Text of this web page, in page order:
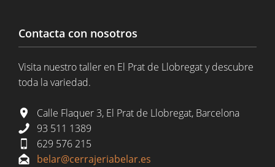
Contacta con nosotros
Visita nuestro taller en El Prat de Llobregat y descubre
toda la variedad.
Calle Flaquer 3, El Prat de Llobregat, Barcelona
93 511 1389
629 576 215
belar@cerrajeriabelar.es